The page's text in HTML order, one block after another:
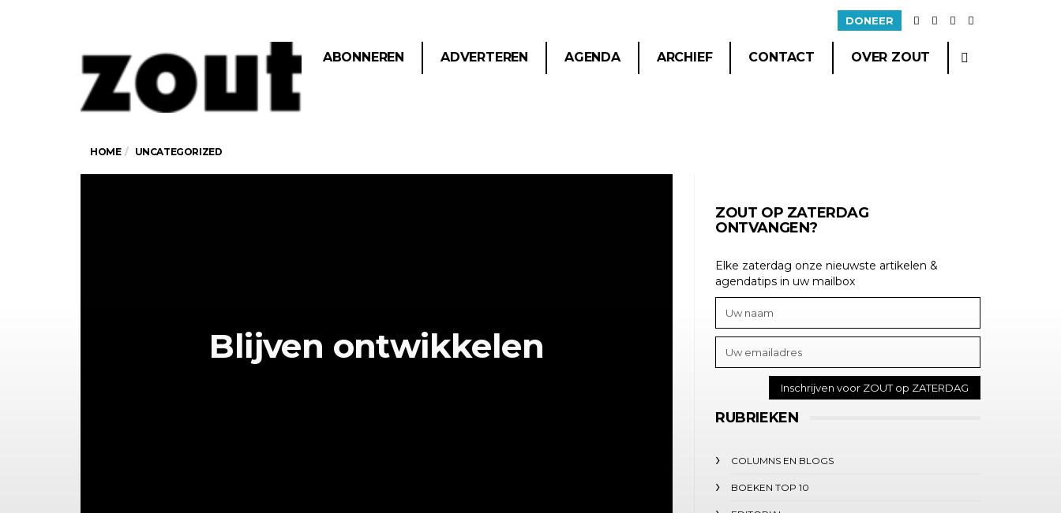
DONEER
ABONNEREN ADVERTEREN AGENDA ARCHIEF CONTACT OVER ZOUT
HOME UNCATEGORIZED
Blijven ontwikkelen
ZOUT OP ZATERDAG
ONTVANGEN?
Elke zaterdag onze nieuwste artikelen &
agendatips in uw mailbox
RUBRIEKEN
COLUMNS EN BLOGS
BOEKEN TOP 10